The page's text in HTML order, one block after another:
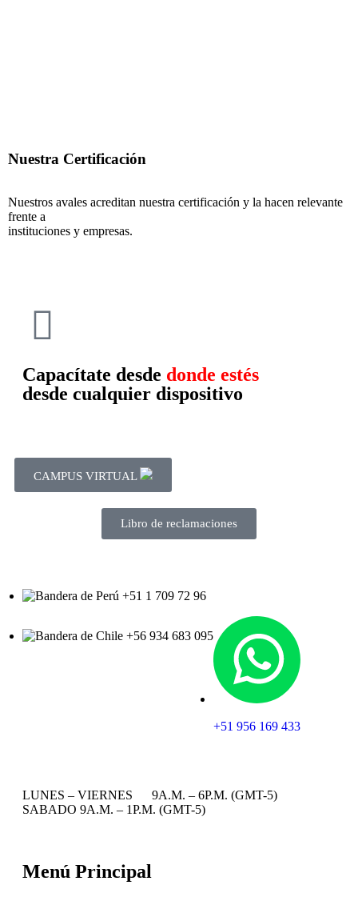
Nuestra Certificación
Nuestros avales acreditan nuestra certificación y la hacen relevante
frente a
instituciones y empresas.
Capacítate desde donde estés
desde cualquier dispositivo
CAMPUS VIRTUAL
Libro de reclamaciones
+51 1 709 72 96
+56 934 683 095
+51 956 169 433
LUNES – VIERNES 9A.M. – 6P.M. (GMT-5)
SABADO 9A.M. – 1P.M. (GMT-5)
Menú Principal